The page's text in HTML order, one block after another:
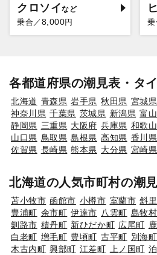
クロソイ
乗合／ 8,000円 乗
各都道府県の潮見表・タ
北海道 青森県 岩手県 秋田県 宮城県
神奈川県 千葉県 茨城県 新潟県 富
静岡県 三重県 大阪府 兵庫県 和歌
山口県 鳥取県 島根県 高知県 香川県
佐賀県 長崎県 熊本県 大分県 宮崎県
北海道の人気市町村の潮
苫小牧市 函館市 小樽市 室蘭市 斜
豊浦町 余市町 伊達市 八雲町 島牧村
釧路市 積丹町 新ひだか町 広尾町
白老町 増毛町 豊頃町 古平町 別海町
木古内町 興部町 江差町 上ノ国町